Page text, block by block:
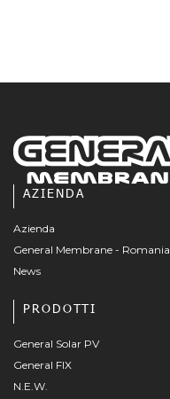
AZIENDA
Azienda
General Membrane - Romania
News
PRODOTTI
General Solar PV
General FIX
N.E.W.